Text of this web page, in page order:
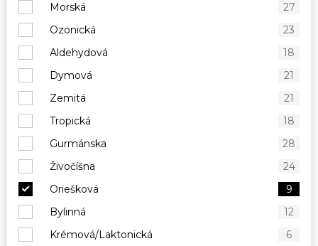
Morská
27
Ozonická
23
Aldehydová
18
Dymová
21
Zemitá
21
Tropická
18
Gurmánska
28
Živočíšna
24
Oriešková
9
Bylinná
12
Krémová/Laktonická
6